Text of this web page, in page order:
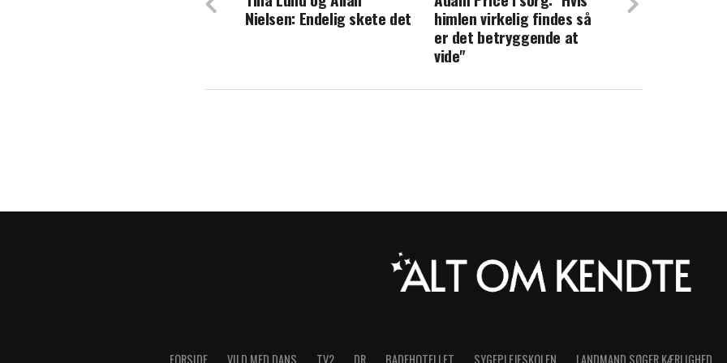
Annette Heick og Jesper Vollmer traf stor beslutning: Nu
himlen virkelig findes så
er det betryggende at
vide"
Nielsen: Endelig skete det
FORSIDE VILD MED DANS TV2 DR BADEHOTELLET SYGEPLEJESKOLEN LANDMAND SØGER KÆRLIGHED